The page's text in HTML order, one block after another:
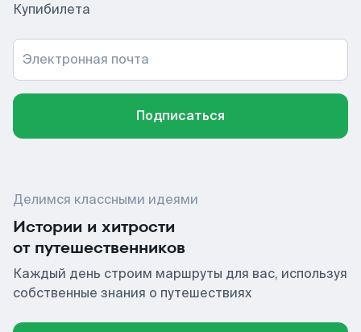
Купибилета
Электронная почта
Подписаться
Делимся классными идеями
Истории и хитрости
от путешественников
Каждый день строим маршруты для вас, используя
собственные знания о путешествиях